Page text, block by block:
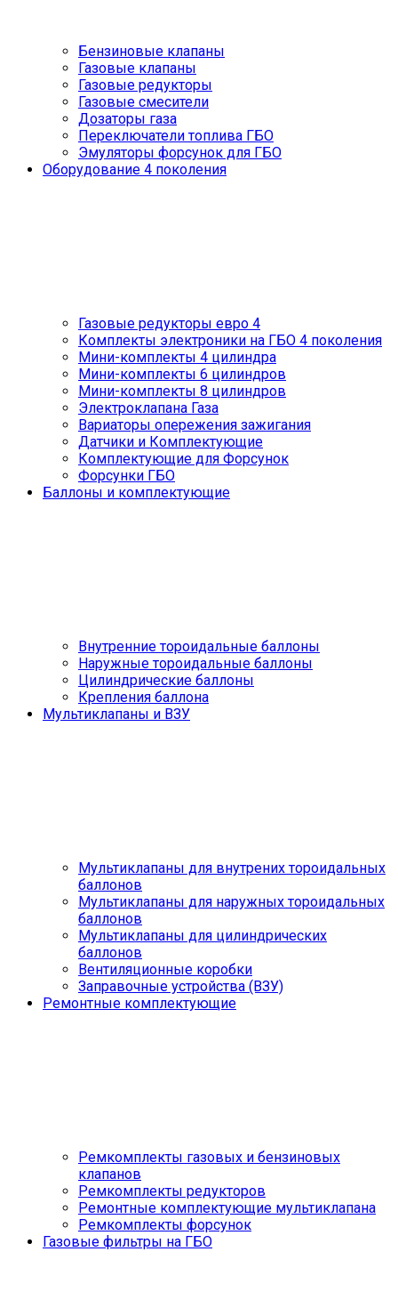
Бензиновые клапаны
Газовые клапаны
Газовые редукторы
Газовые смесители
Дозаторы газа
Переключатели топлива ГБО
Эмуляторы форсунок для ГБО
Оборудование 4 поколения
Газовые редукторы евро 4
Комплекты электроники на ГБО 4 поколения
Мини-комплекты 4 цилиндра
Мини-комплекты 6 цилиндров
Мини-комплекты 8 цилиндров
Электроклапана Газа
Вариаторы опережения зажигания
Датчики и Комплектующие
Комплектующие для Форсунок
Форсунки ГБО
Баллоны и комплектующие
Внутренние тороидальные баллоны
Наружные тороидальные баллоны
Цилиндрические баллоны
Крепления баллона
Мультиклапаны и ВЗУ
Мультиклапаны для внутрених тороидальных
баллонов
Мультиклапаны для наружных тороидальных
баллонов
Мультиклапаны для цилиндрических
баллонов
Вентиляционные коробки
Заправочные устройства (ВЗУ)
Ремонтные комплектующие
Ремкомплекты газовых и бензиновых
клапанов
Ремкомплекты редукторов
Ремонтные комплектующие мультиклапана
Ремкомплекты форсунок
Газовые фильтры на ГБО